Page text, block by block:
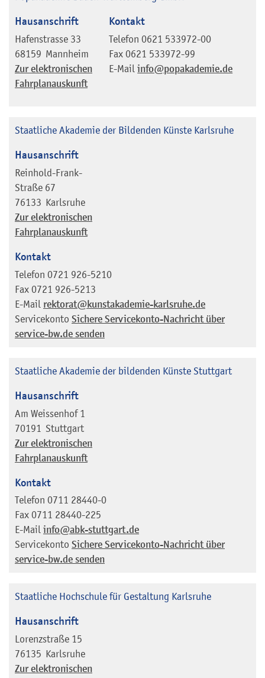
Hausanschrift
Hafenstrasse 33
68159 Mannheim
Zur elektronischen
Fahrplanauskunft
Kontakt
Telefon 0621 533972-00
Fax 0621 533972-99
E-Mail info@popakademie.de
Staatliche Akademie der Bildenden Künste Karlsruhe
Hausanschrift
Reinhold-Frank-
Straße 67
76133 Karlsruhe
Zur elektronischen
Fahrplanauskunft
Kontakt
Telefon 0721 926-5210
Fax 0721 926-5213
E-Mail rektorat@kunstakademie-karlsruhe.de
Servicekonto Sichere Servicekonto-Nachricht über
service-bw.de senden
Staatliche Akademie der bildenden Künste Stuttgart
Hausanschrift
Am Weissenhof 1
70191 Stuttgart
Zur elektronischen
Fahrplanauskunft
Kontakt
Telefon 0711 28440-0
Fax 0711 28440-225
E-Mail info@abk-stuttgart.de
Servicekonto Sichere Servicekonto-Nachricht über
service-bw.de senden
Staatliche Hochschule für Gestaltung Karlsruhe
Hausanschrift
Lorenzstraße 15
76135 Karlsruhe
Zur elektronischen